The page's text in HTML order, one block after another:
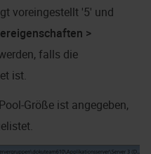
voreingestellt '5' und
>
falls die
ist.
Größe ist angegeben,